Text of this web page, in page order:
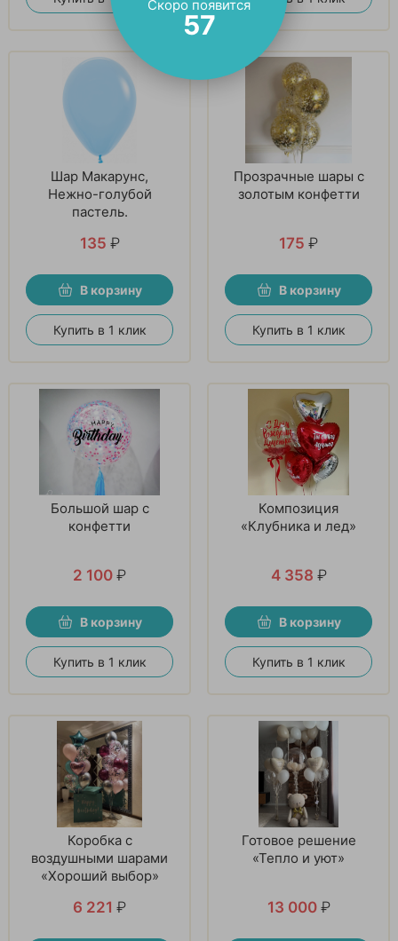
Шар Макарунс,
Нежно-голубой
пастель.
135 ₽
В корзину
Купить в 1 клик
Прозрачные шары с
золотым конфетти
175 ₽
В корзину
Купить в 1 клик
Большой шар с
конфетти
2 100 ₽
В корзину
Купить в 1 клик
Композиция
«Клубника и лед»
4 358 ₽
В корзину
Купить в 1 клик
Коробка с
воздушными шарами
«Хороший выбор»
6 221 ₽
Готовое решение
«Тепло и уют»
13 000 ₽
Скоро появится
56